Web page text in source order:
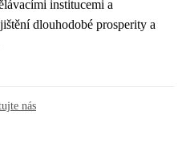
institucemi a
dlouhodobé prosperity a
nás